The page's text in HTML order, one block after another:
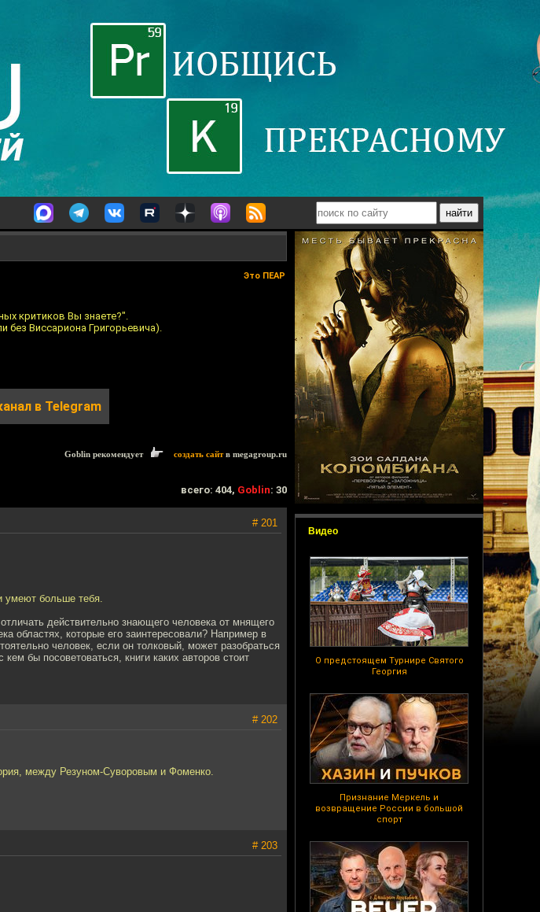
Видео
О предстоящем Турнире Святого
Георгия
Признание Меркель и
возвращение России в большой
спорт
Это ПЕАР
критиков Вы знаете?".
Виссариона Григорьевича).
в Telegram
Goblin рекомендует создать сайтв megagroup.ru
всего: 404, Goblin: 30
# 201
умеют больше тебя.
действительно знающего человека от мнящего
областях, которые его заинтересовали? Например в
человек, если он толковый, может разобраться
бы посоветоваться, книги каких авторов стоит
# 202
между Резуном-Суворовым и Фоменко.
# 203